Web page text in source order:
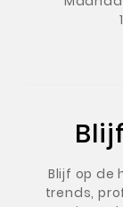
Blijf op de
trends,